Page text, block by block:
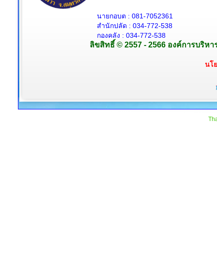
นายกอบต : 081-7052361
สำนักปลัด : 034-772-538
กองคลัง : 034-772-538
ลิขสิทธิ์ © 2557 - 2566 องค์การบริห
นโ